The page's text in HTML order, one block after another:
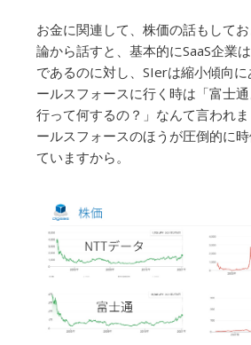
お金に関連して、株価の話もして
論から話すと、基本的にSaaS企業
であるのに対し、SIerは縮小傾向
ールスフォースに行く時は「富士
行って何するの？」なんて言われ
ールスフォースのほうが圧倒的に
ていますから。